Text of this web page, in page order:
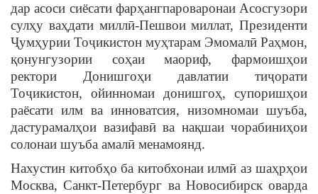
дар асоси сиёсати фарҳангпароваронаи Асосгузори
сулҳу ваҳдати миллӣ-Пешвои миллат, Президенти
Ҷумҳурии Тоҷикистон муҳтарам Эмомалӣ Раҳмон,
қонунгузории соҳаи маориф, фармоишҳои
ректори Донишгоҳи давлатии тиҷорати
Тоҷикистон, ойинномаи донишгоҳ, супоришҳои
раёсати илм ва инноватсия, низомномаи шуъба,
дастурамалҳои вазифавӣ ва нақшаи чорабиниҳои
солонаи шуъба амалӣ менамоянд.
Нахустин китобҳо ба китобхонаи илмӣ аз шаҳрҳои
Москва, Санкт-Петербург ва Новосибирск оварда